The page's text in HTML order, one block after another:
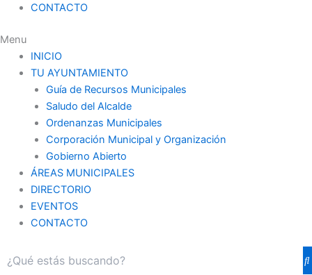
CONTACTO
Menu
INICIO
TU AYUNTAMIENTO
Guía de Recursos Municipales
Saludo del Alcalde
Ordenanzas Municipales
Corporación Municipal y Organización
Gobierno Abierto
ÁREAS MUNICIPALES
DIRECTORIO
EVENTOS
CONTACTO